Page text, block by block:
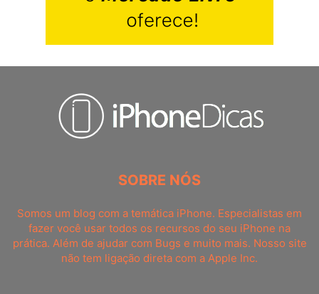
SOBRE NÓS
Somos um blog com a temática iPhone. Especialistas em
fazer você usar todos os recursos do seu iPhone na
prática. Além de ajudar com Bugs e muito mais. Nosso site
não tem ligação direta com a Apple Inc.